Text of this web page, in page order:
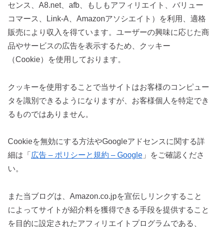
センス、A8.net、afb、もしもアフィリエイト、バリュー
コマース、Link-A、Amazonアソシエイト）を利用、適格
販売により収入を得ています。ユーザーの興味に応じた商
品やサービスの広告を表示するため、クッキー
（Cookie）を使用しております。
クッキーを使用することで当サイトはお客様のコンピュー
タを識別できるようになりますが、お客様個人を特定でき
るものではありません。
Cookieを無効にする方法やGoogleアドセンスに関する詳
細は「 広告 – ポリシーと規約 – Google 」をご確認くださ
い。
また当ブログは、Amazon.co.jpを宣伝しリンクすること
によってサイトが紹介料を獲得できる手段を提供すること
を目的に設定されたアフィリエイトプログラムである、